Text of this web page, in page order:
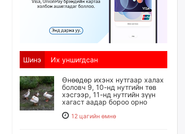
Шинэ Их уншигдсан
Өнөөдөр ихэнх нутгаар халах
боловч 9, 10-нд нутгийн төв
хэсгээр, 11-нд нутгийн зүүн
хагаст аадар бороо орно
12 цагийн өмнө